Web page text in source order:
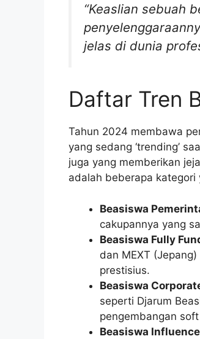
“Keaslian sebuah
jelas di dunia
Daftar Tren
Tahun 2024 membawa
yang sedang ‘trending’
juga yang memberikan
adalah beberapa
Beasiswa
cakupannya yang
Beasiswa Fully
dan MEXT
prestisius.
Beasiswa
seperti Djarum
pengembangan
Beasiswa